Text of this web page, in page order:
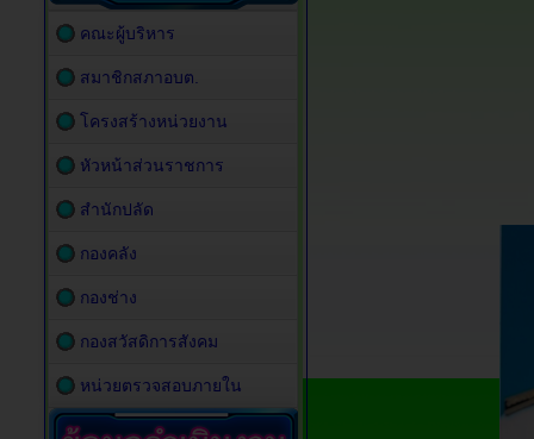
คณะผู้บริหาร
สมาชิกสภาอบต.
โครงสร้างหน่วยงาน
หัวหน้าส่วนราชการ
สำนักปลัด
กองคลัง
กองช่าง
กองสวัสดิการสังคม
หน่วยตรวจสอบภายใน